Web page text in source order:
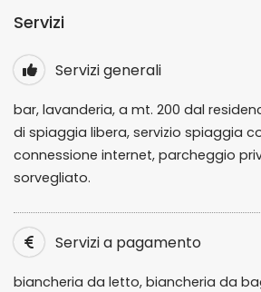
Servizi
Servizi generali
bar, lavanderia, a mt. 200 dal
di spiaggia libera, servizio spiaggia
connessione internet, parcheggio
sorvegliato.
Servizi a pagamento
biancheria da letto, biancheria da